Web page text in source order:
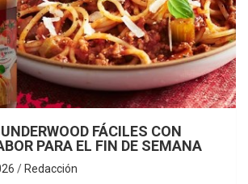
FÁCILES CON
PARA EL FIN DE SEMANA
Redacción